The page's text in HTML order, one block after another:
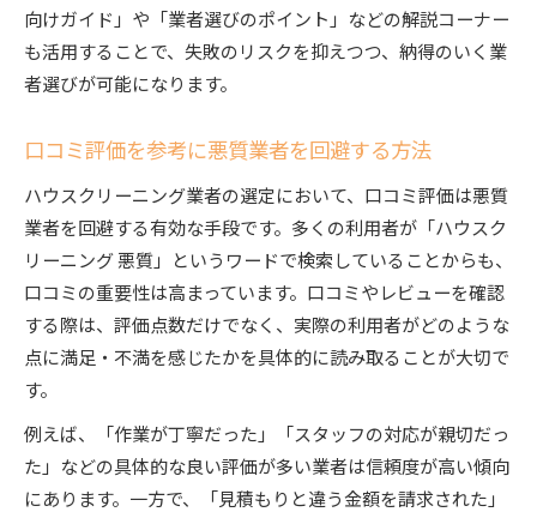
向けガイド」や「業者選びのポイント」などの解説コーナー
も活用することで、失敗のリスクを抑えつつ、納得のいく業
者選びが可能になります。
口コミ評価を参考に悪質業者を回避する方法
ハウスクリーニング業者の選定において、口コミ評価は悪質
業者を回避する有効な手段です。多くの利用者が「ハウスク
リーニング 悪質」というワードで検索していることからも、
口コミの重要性は高まっています。口コミやレビューを確認
する際は、評価点数だけでなく、実際の利用者がどのような
点に満足・不満を感じたかを具体的に読み取ることが大切で
す。
例えば、「作業が丁寧だった」「スタッフの対応が親切だっ
た」などの具体的な良い評価が多い業者は信頼度が高い傾向
にあります。一方で、「見積もりと違う金額を請求された」